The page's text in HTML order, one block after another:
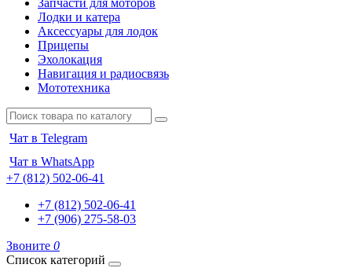
Запчасти для моторов
Лодки и катера
Аксессуары для лодок
Прицепы
Эхолокация
Навигация и радиосвязь
Мототехника
Чат в Telegram
Чат в WhatsApp
+7 (812) 502-06-41
+7 (812) 502-06-41
+7 (906) 275-58-03
Звоните 0
Список категорий